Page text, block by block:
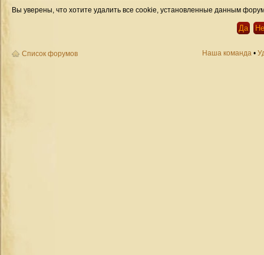
Вы уверены, что хотите удалить все cookie, установленные данным
Список форумов Наша команда •